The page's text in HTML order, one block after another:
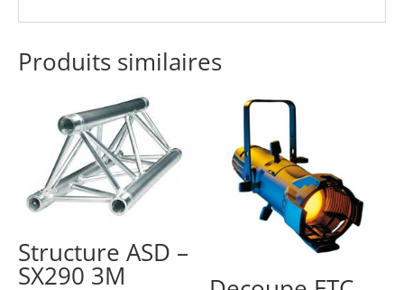
Produits similaires
Structure ASD –
SX290 3M